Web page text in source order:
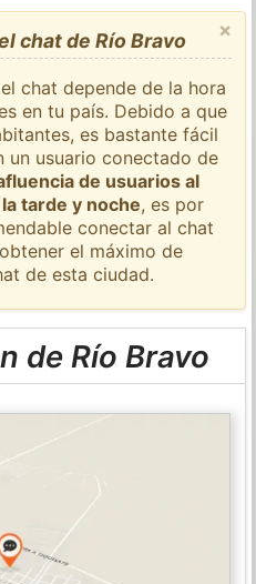
×
chat de Río Bravo
chat depende de la hora
en tu país. Debido a que
es bastante fácil
un usuario conectado de
de usuarios al
tarde y noche, es por
conectar al chat
el máximo de
de esta ciudad.
de Río Bravo